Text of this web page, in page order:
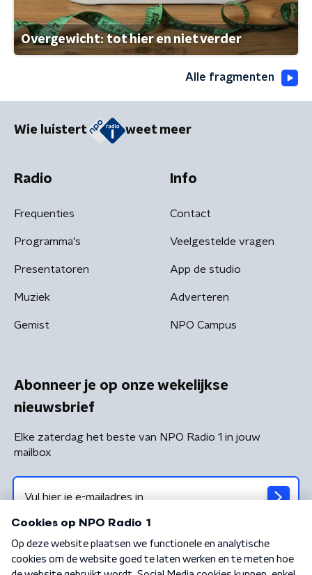
Overgewicht: tot hier en niet verder
Alle fragmenten
Wie luistert weet meer
Radio
Frequenties
Programma's
Presentatoren
Muziek
Gemist
Info
Contact
Veelgestelde vragen
App de studio
Adverteren
NPO Campus
Abonneer je op onze wekelijkse
nieuwsbrief
Elke zaterdag het beste van NPO Radio 1 in jouw
mailbox